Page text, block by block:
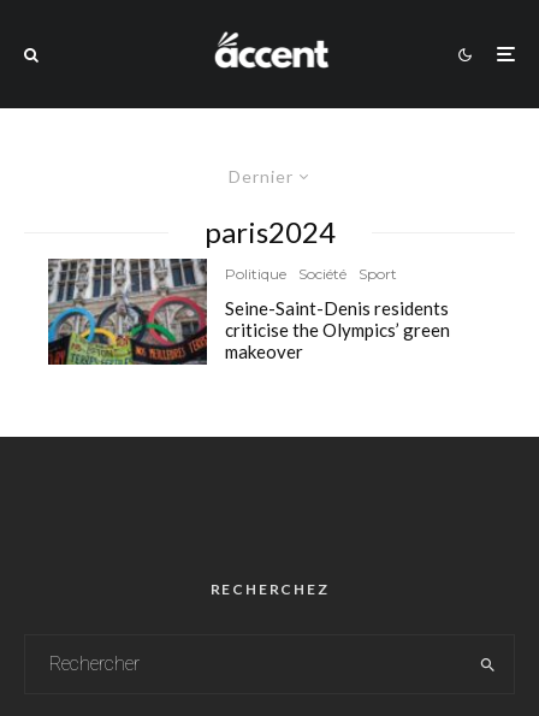
Dernier
paris2024
Politique Société Sport
Seine-Saint-Denis residents
criticise the Olympics’ green
makeover
RECHERCHEZ